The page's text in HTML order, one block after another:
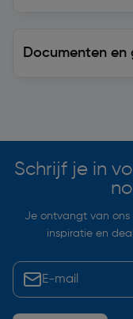
Documenten en
Schrijf je in
Je ontvangt van ons
inspiratie en